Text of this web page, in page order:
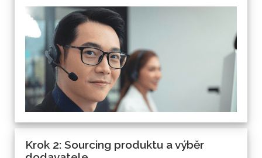
Krok 2: Sourcing produktu a výběr